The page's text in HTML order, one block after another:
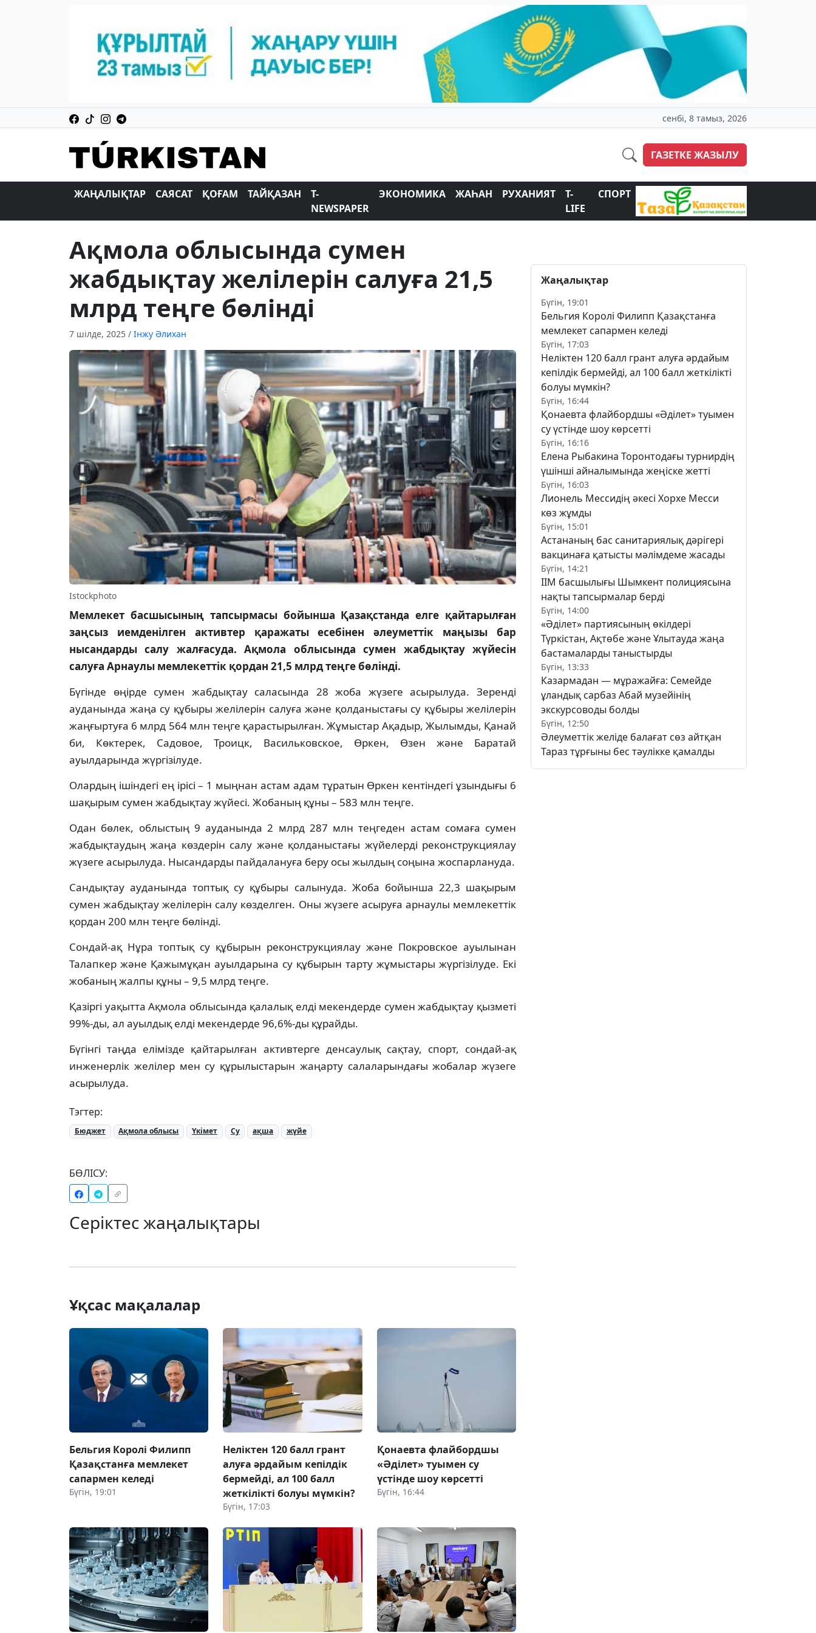
сенбі, 8 тамыз, 2026
ГАЗЕТКЕ ЖАЗЫЛУ
ЖАҢАЛЫҚТАР САЯСАТ ҚОҒАМ ТАЙҚАЗАН
T-
NEWSPAPER
ЭКОНОМИКА ЖАҺАН РУХАНИЯТ
T-
LIFE
СПОРТ
Ақмола облысында сумен
жабдықтау желілерін салуға 21,5
млрд теңге бөлінді
7 шілде, 2025 / Інжу Әлихан
Istockphoto
Мемлекет басшысының тапсырмасы бойынша Қазақстанда елге қайтарылған
заңсыз иемденілген активтер қаражаты есебінен әлеуметтік маңызы бар
нысандарды салу жалғасуда. Ақмола облысында сумен жабдықтау жүйесін
салуға Арнаулы мемлекеттік қордан 21,5 млрд теңге бөлінді.
Бүгінде өңірде сумен жабдықтау саласында 28 жоба жүзеге асырылуда. Зеренді
ауданында жаңа су құбыры желілерін салуға және қолданыстағы су құбыры желілерін
жаңғыртуға 6 млрд 564 млн теңге қарастырылған. Жұмыстар Ақадыр, Жылымды, Қанай
би, Көктерек, Садовое, Троицк, Васильковское, Өркен, Өзен және Баратай
ауылдарында жүргізілуде.
Олардың ішіндегі ең ірісі – 1 мыңнан астам адам тұратын Өркен кентіндегі ұзындығы 6
шақырым сумен жабдықтау жүйесі. Жобаның құны – 583 млн теңге.
Одан бөлек, облыстың 9 ауданында 2 млрд 287 млн теңгеден астам сомаға сумен
жабдықтаудың жаңа көздерін салу және қолданыстағы жүйелерді реконструкциялау
жүзеге асырылуда. Нысандарды пайдалануға беру осы жылдың соңына жоспарлануда.
Сандықтау ауданында топтық су құбыры салынуда. Жоба бойынша 22,3 шақырым
сумен жабдықтау желілерін салу көзделген. Оны жүзеге асыруға арнаулы мемлекеттік
қордан 200 млн теңге бөлінді.
Сондай-ақ Нұра топтық су құбырын реконструкциялау және Покровское ауылынан
Талапкер және Қажымұқан ауылдарына су құбырын тарту жұмыстары жүргізілуде. Екі
жобаның жалпы құны – 9,5 млрд теңге.
Қазіргі уақытта Ақмола облысында қалалық елді мекендерде сумен жабдықтау қызметі
99%-ды, ал ауылдық елді мекендерде 96,6%-ды құрайды.
Бүгінгі таңда елімізде қайтарылған активтерге денсаулық сақтау, спорт, сондай-ақ
инженерлік желілер мен су құрылыстарын жаңарту салаларындағы жобалар жүзеге
асырылуда.
Тэгтер:
Бюджет Ақмола облысы Үкімет Су ақша жүйе
БӨЛІСУ:
Серіктес жаңалықтары
Ұқсас мақалалар
Бельгия Королі Филипп
Қазақстанға мемлекет
сапармен келеді
Бүгін, 19:01
Неліктен 120 балл грант
алуға әрдайым кепілдік
бермейді, ал 100 балл
жеткілікті болуы мүмкін?
Бүгін, 17:03
Қонаевта флайбордшы
«Әділет» туымен су
үстінде шоу көрсетті
Бүгін, 16:44
Жаңалықтар
Бүгін, 19:01
Бельгия Королі Филипп Қазақстанға
мемлекет сапармен келеді
Бүгін, 17:03
Неліктен 120 балл грант алуға әрдайым
кепілдік бермейді, ал 100 балл жеткілікті
болуы мүмкін?
Бүгін, 16:44
Қонаевта флайбордшы «Әділет» туымен
су үстінде шоу көрсетті
Бүгін, 16:16
Елена Рыбакина Торонтодағы турнирдің
үшінші айналымында жеңіске жетті
Бүгін, 16:03
Лионель Мессидің әкесі Хорхе Месси
көз жұмды
Бүгін, 15:01
Астананың бас санитариялық дәрігері
вакцинаға қатысты мәлімдеме жасады
Бүгін, 14:21
ІІМ басшылығы Шымкент полициясына
нақты тапсырмалар берді
Бүгін, 14:00
«Әділет» партиясының өкілдері
Түркістан, Ақтөбе және Ұлытауда жаңа
бастамаларды таныстырды
Бүгін, 13:33
Казармадан — мұражайға: Семейде
ұландық сарбаз Абай музейінің
экскурсоводы болды
Бүгін, 12:50
Әлеуметтік желіде балағат сөз айтқан
Тараз тұрғыны бес тәулікке қамалды